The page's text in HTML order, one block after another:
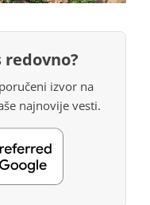
izvor na
najnovije vesti.